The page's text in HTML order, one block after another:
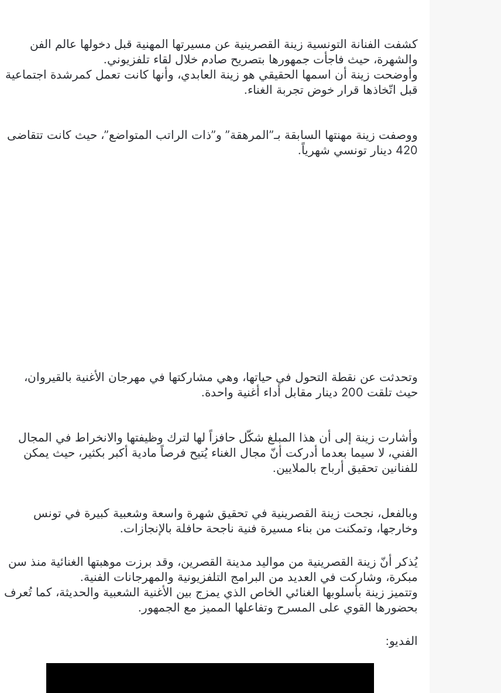
كشفت الفنانة التونسية زينة القصرينية عن مسيرتها المهنية قبل دخولها عالم الفن
والشهرة، حيث فاجأت جمهورها بتصريح صادم خلال لقاء تلفزيوني.
وأوضحت زينة أن اسمها الحقيقي هو زينة العابدي، وأنها كانت تعمل كمرشدة اجتماعية
قبل اتّخاذها قرار خوض تجربة الغناء.
ووصفت زينة مهنتها السابقة بـ”المرهقة” و”ذات الراتب المتواضع”، حيث كانت تتقاضى
420 دينار تونسي شهرياً.
وتحدثت عن نقطة التحول في حياتها، وهي مشاركتها في مهرجان الأغنية بالقيروان،
حيث تلقت 200 دينار مقابل أداء أغنية واحدة.
وأشارت زينة إلى أن هذا المبلغ شكّل حافزاً لها لترك وظيفتها والانخراط في المجال
الفني، لا سيما بعدما أدركت أنّ مجال الغناء يُتيح فرصاً مادية أكبر بكثير، حيث يمكن
للفنانين تحقيق أرباح بالملايين.
وبالفعل، نجحت زينة القصرينية في تحقيق شهرة واسعة وشعبية كبيرة في تونس
وخارجها، وتمكنت من بناء مسيرة فنية ناجحة حافلة بالإنجازات.
يُذكر أنّ زينة القصرينية من مواليد مدينة القصرين، وقد برزت موهبتها الغنائية منذ سن
مبكرة، وشاركت في العديد من البرامج التلفزيونية والمهرجانات الفنية.
وتتميز زينة بأسلوبها الغنائي الخاص الذي يمزج بين الأغنية الشعبية والحديثة، كما تُعرف
بحضورها القوي على المسرح وتفاعلها المميز مع الجمهور.
الفديو: